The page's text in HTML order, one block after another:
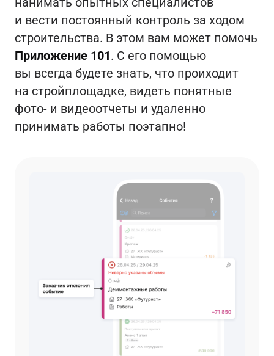
и вести постоянный контроль за ходом
строительства. В этом вам может помочь
Приложение 101. С его помощью
вы всегда будете знать, что проиходит
на стройплощадке, видеть понятные
фото- и видеоотчеты и удаленно
принимать работы поэтапно!